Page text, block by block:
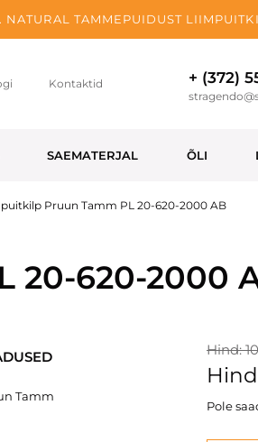
TAMMEPUIDUST
Kontaktid + (372)
SAEMATERJAL ÕLI
Pruun Tamm PL 20-620-2000 AB
20-620-2000
Tamm
Hind:
Pole